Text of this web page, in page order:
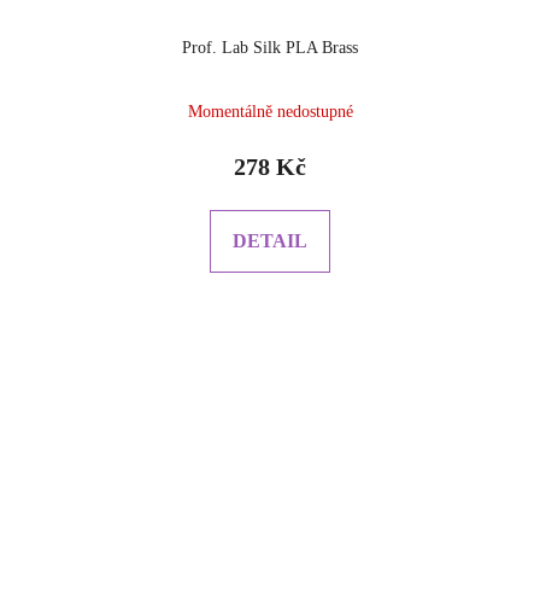
Prof. Lab Silk PLA Brass
Momentálně nedostupné
278 Kč
DETAIL